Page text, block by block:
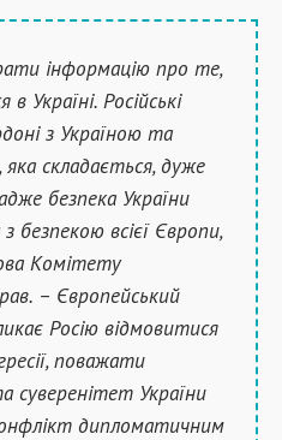
інформацію про те,
Україні. Російські
з Україною та
складається, дуже
безпека України
безпекою всієї Європи,
Комітету
– Європейський
Росію відмовитися
поважати
суверенітет України
дипломатичним